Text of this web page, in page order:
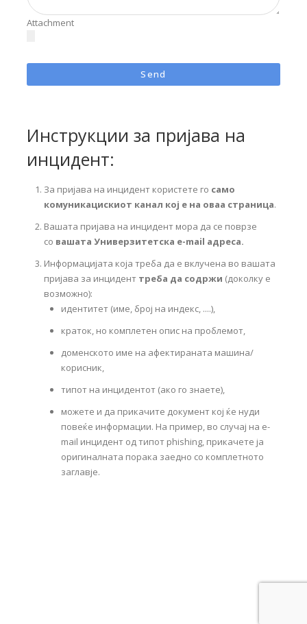
Attachment
Инструкции за пријава на
инцидент:
За пријава на инцидент користете го само
комуникацискиот канал кој е на оваа страница.
Вашата пријава на инцидент мора да се поврзе
со вашата Универзитетска e-mail адреса.
Информацијата која треба да е вклучена во вашата
пријава за инцидент треба да содржи (доколку е
возможно):
идентитет (име, број на индекс, ....),
краток, но комплетен опис на проблемот,
доменското име на афектираната машина/
корисник,
типот на инцидентот (ако го знаете),
можете и да прикачите документ кој ќе нуди
повеќе информации. На пример, во случај на e-
mail инцидент од типот phishing, прикачете ја
оригиналната порака заедно со комплетното
заглавје.